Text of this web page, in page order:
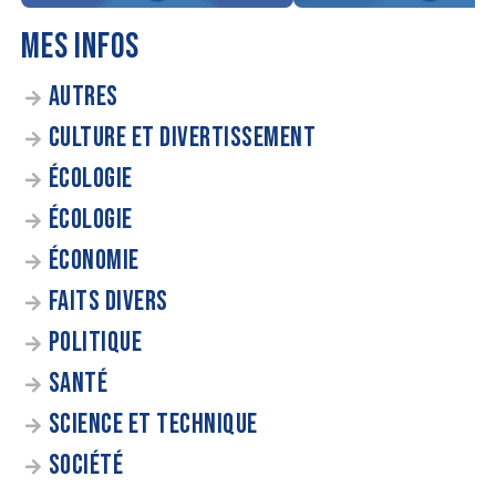
MES INFOS
AUTRES
CULTURE ET DIVERTISSEMENT
ÉCOLOGIE
ÉCOLOGIE
ÉCONOMIE
FAITS DIVERS
POLITIQUE
SANTÉ
SCIENCE ET TECHNIQUE
SOCIÉTÉ